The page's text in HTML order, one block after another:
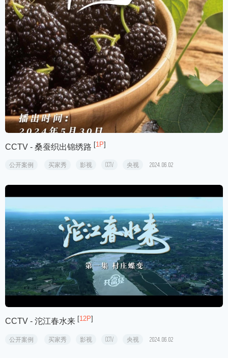
CCTV - 桑蚕织出锦绣路 [1P]
公开案例 买家秀 影视 CCTV 央视 2024.06.02
CCTV - 沱江春水来 [12P]
公开案例 买家秀 影视 CCTV 央视 2024.06.02